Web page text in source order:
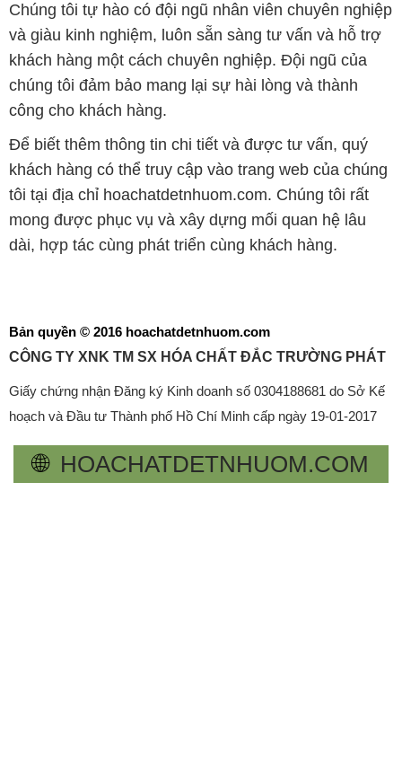
Chúng tôi tự hào có đội ngũ nhân viên chuyên nghiệp
và giàu kinh nghiệm, luôn sẵn sàng tư vấn và hỗ trợ
khách hàng một cách chuyên nghiệp. Đội ngũ của
chúng tôi đảm bảo mang lại sự hài lòng và thành
công cho khách hàng.
Để biết thêm thông tin chi tiết và được tư vấn, quý
khách hàng có thể truy cập vào trang web của chúng
tôi tại địa chỉ hoachatdetnhuom.com. Chúng tôi rất
mong được phục vụ và xây dựng mối quan hệ lâu
dài, hợp tác cùng phát triển cùng khách hàng.
Bản quyền © 2016 hoachatdetnhuom.com
CÔNG TY XNK TM SX HÓA CHẤT ĐẮC TRƯỜNG PHÁT
Giấy chứng nhận Đăng ký Kinh doanh số 0304188681 do Sở Kế
hoạch và Đầu tư Thành phố Hồ Chí Minh cấp ngày 19-01-2017
🌐 HOACHATDETNHUOM.COM